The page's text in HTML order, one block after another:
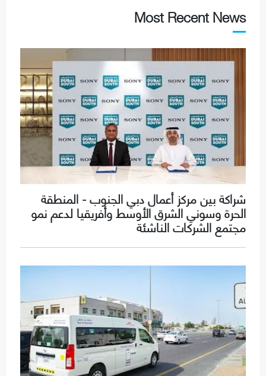
Most Recent News
شراكة بين مركز أعمال دبي الجنوب - المنطقة
الحرة وسوني الشرق الأوسط وأفريقيا لدعم نمو
مجتمع الشركات الناشئة